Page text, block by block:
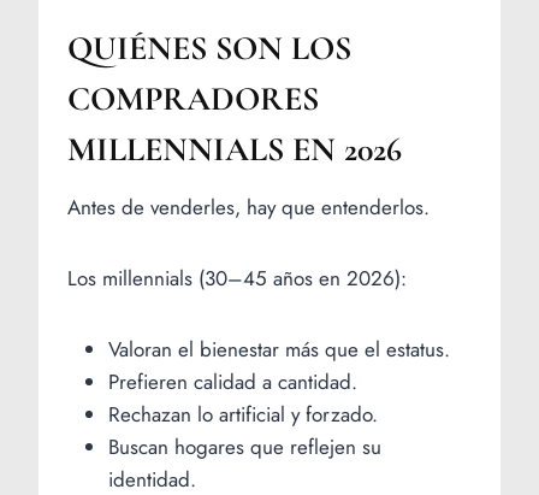
QUIÉNES SON LOS
COMPRADORES
MILLENNIALS EN 2026
Antes de venderles, hay que entenderlos.
Los millennials (30–45 años en 2026):
Valoran el bienestar más que el estatus.
Prefieren calidad a cantidad.
Rechazan lo artificial y forzado.
Buscan hogares que reflejen su
identidad.